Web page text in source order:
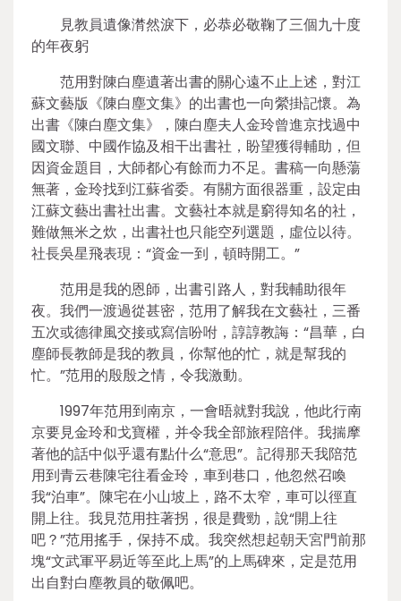
見教員遺像潸然淚下，必恭必敬鞠了三個九十度
的年夜躬
范用對陳白塵遺著出書的關心遠不止上述，對江
蘇文藝版《陳白塵文集》的出書也一向縈掛記懷。為
出書《陳白塵文集》，陳白塵夫人金玲曾進京找過中
國文聯、中國作協及相干出書社，盼望獲得輔助，但
因資金題目，大師都心有餘而力不足。書稿一向懸蕩
無著，金玲找到江蘇省委。有關方面很器重，設定由
江蘇文藝出書社出書。文藝社本就是窮得知名的社，
難做無米之炊，出書社也只能空列選題，虛位以待。
社長吳星飛表現：“資金一到，頓時開工。”
范用是我的恩師，出書引路人，對我輔助很年
夜。我們一渡過從甚密，范用了解我在文藝社，三番
五次或德律風交接或寫信吩咐，諄諄教誨：“昌華，白
塵師長教師是我的教員，你幫他的忙，就是幫我的
忙。”范用的殷殷之情，令我激動。
1997年范用到南京，一會晤就對我說，他此行南
京要見金玲和戈寶權，并令我全部旅程陪伴。我揣摩
著他的話中似乎還有點什么“意思”。記得那天我陪范
用到青云巷陳宅往看金玲，車到巷口，他忽然召喚
我“泊車”。陳宅在小山坡上，路不太窄，車可以徑直
開上往。我見范用拄著拐，很是費勁，說“開上往
吧？”范用搖手，保持不成。我突然想起朝天宮門前那
塊“文武軍平易近等至此上馬”的上馬碑來，定是范用
出自對白塵教員的敬佩吧。